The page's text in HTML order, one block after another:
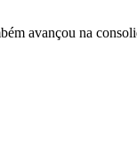
avançou na